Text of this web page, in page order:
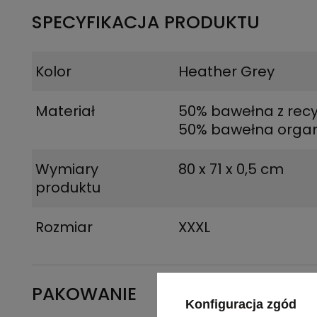
SPECYFIKACJA PRODUKTU
Kolor
Heather Grey
Materiał
50% bawełna z
50% bawełna
Wymiary
produktu
80 x 71 x 0,5 cm
Rozmiar XXXL
PAKOWANIE Konfiguracja zgód